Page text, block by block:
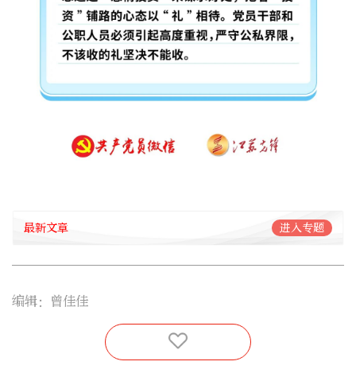
最新文章 进入专题
编辑：曾佳佳